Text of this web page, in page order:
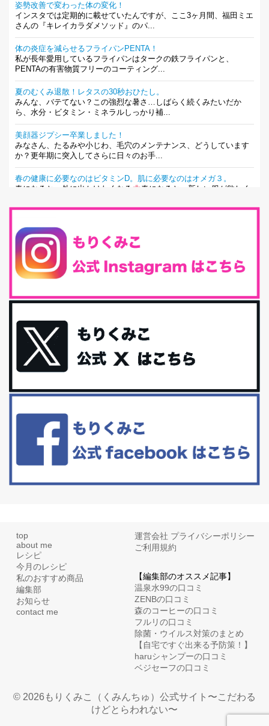
姿勢改善で変わった体の変化！
インスタでは定期的に載せていたんですが、ここ3ヶ月間、福田ミエ
さんの『キレイカラダメソッド』のパ...
体の炎症を減らせるフライパンPENTA！
私が長年愛用しているフライパンはタークの鉄フライパンと、
PENTAの有害物質フリーのコーティング...
夏のむくみ退散！レタスの30秒おひたし。
みんな、バテてない？この強烈な暑さ…しばらく続くみたいだか
ら、水分・ビタミン・ミネラルしっかり補...
美顔器ジプシー卒業しました！
みなさん、たるみや小じわ、毛穴のメンテナンス、どうしています
か？更年期に突入してさらに日々のお手...
春の健康に必要なのはビタミンD。肌に必要なのはオメガ３。
春になると、外に出かけたくなる
春になると、新しい服が欲しく
最近、グラノーラ迷子になっていた私です。が、と〜〜〜っても美
味しくて栄養たっぷりのグラノーラを発...
腸活は「食事」だけだと思っていませんか？私の腸活完全版！
腸内環境を整えることは、健康維持の中でいっちばん大事！だと私
最近お風呂上がりの炭酸水をシリカシリカにしているんだけど確か
に髪と爪が丈夫になった気がする。炭酸...
体に優しい、私のふるさと納税５選。
今回は、最近毎回定期的に購入している「楽天ふるさと納税」の返
礼品トップ５を紹介します。今までいろ...
更年期を穏やかに乗りきるために今できる５つのこと。
といった更年期症状はまだ...
top
about me
レシピ
今月のレシピ
私のおすすめ商品
編集部
お知らせ
contact me
運営会社 プライバシーポリシー
ご利用規約
【編集部のオススメ記事】
温泉水99の口コミ
ZENBの口コミ
森のコーヒーの口コミ
フルリの口コミ
除菌・ウイルス対策のまとめ
【自宅ですぐ出来る予防策！】
haruシャンプーの口コミ
ベジセーフの口コミ
© 2026もりくみこ（くみんちゅ）公式サイト〜こだわる
けどとらわれない〜